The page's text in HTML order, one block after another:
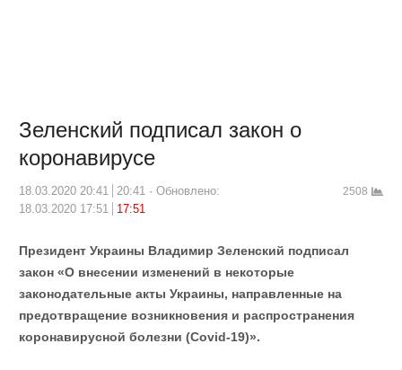
Зеленский подписал закон о
коронавирусе
18.03.2020 20:41 20:41
Обновлено:
18.03.2020 17:51
17:51
2508
Президент Украины Владимир Зеленский подписал
закон «О внесении изменений в некоторые
законодательные акты Украины, направленные на
предотвращение возникновения и распространения
коронавирусной болезни (Covid-19)».